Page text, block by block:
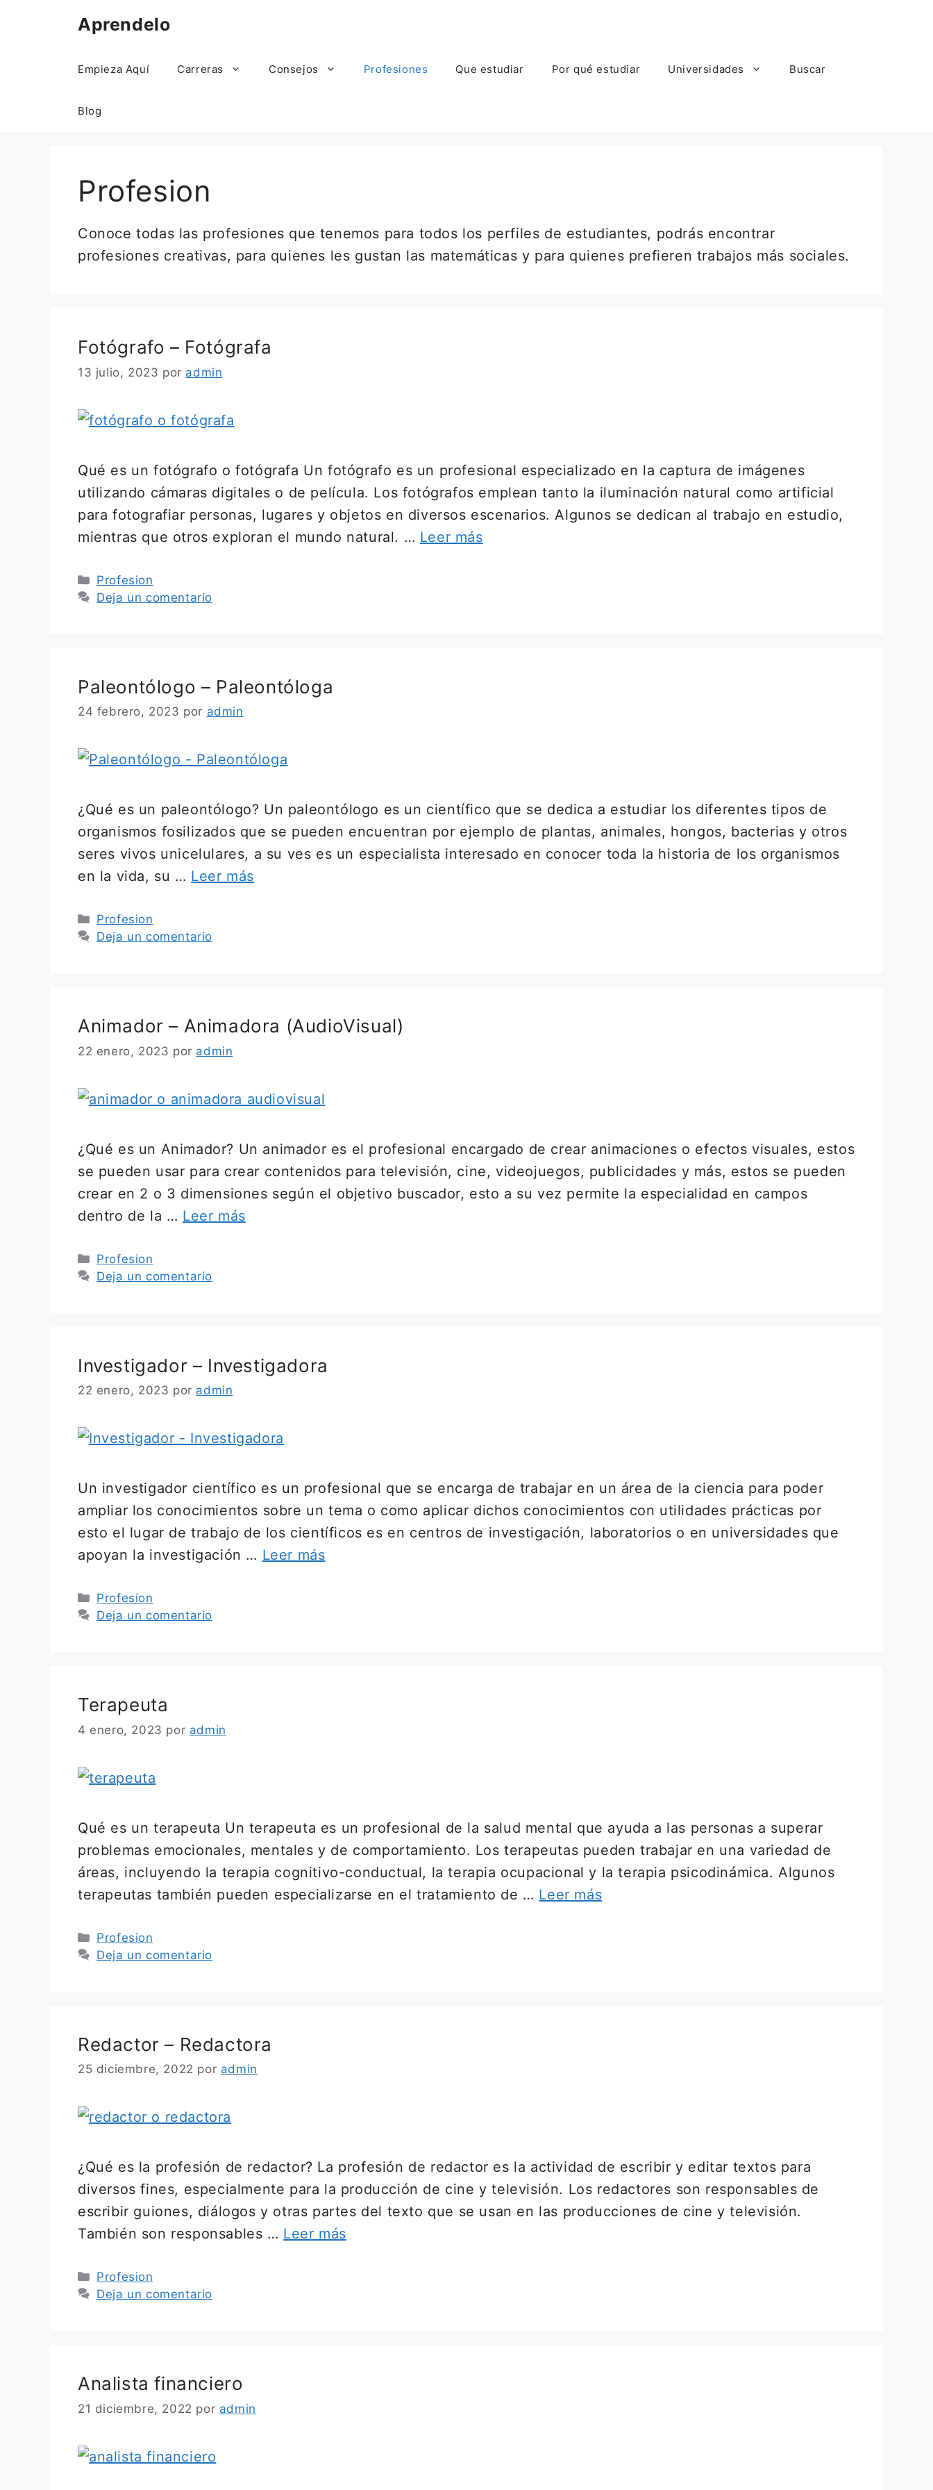
Aprendelo
Empieza Aquí Carreras Consejos Profesiones Que estudiar Por qué estudiar Universidades Buscar
Blog
Profesion
Conoce todas las profesiones que tenemos para todos los perfiles de estudiantes, podrás encontrar
profesiones creativas, para quienes les gustan las matemáticas y para quienes prefieren trabajos más sociales.
Fotógrafo – Fotógrafa
13 julio, 2023 por admin
Qué es un fotógrafo o fotógrafa Un fotógrafo es un profesional especializado en la captura de imágenes
utilizando cámaras digitales o de película. Los fotógrafos emplean tanto la iluminación natural como artificial
para fotografiar personas, lugares y objetos en diversos escenarios. Algunos se dedican al trabajo en estudio,
mientras que otros exploran el mundo natural. … Leer más
Categorías
Profesion
Deja un comentario
Paleontólogo – Paleontóloga
24 febrero, 2023 por admin
¿Qué es un paleontólogo? Un paleontólogo es un científico que se dedica a estudiar los diferentes tipos de
organismos fosilizados que se pueden encuentran por ejemplo de plantas, animales, hongos, bacterias y otros
seres vivos unicelulares, a su ves es un especialista interesado en conocer toda la historia de los organismos
en la vida, su … Leer más
Categorías
Profesion
Deja un comentario
Animador – Animadora (AudioVisual)
22 enero, 2023 por admin
¿Qué es un Animador? Un animador es el profesional encargado de crear animaciones o efectos visuales, estos
se pueden usar para crear contenidos para televisión, cine, videojuegos, publicidades y más, estos se pueden
crear en 2 o 3 dimensiones según el objetivo buscador, esto a su vez permite la especialidad en campos
dentro de la … Leer más
Categorías
Profesion
Deja un comentario
Investigador – Investigadora
22 enero, 2023 por admin
Un investigador científico es un profesional que se encarga de trabajar en un área de la ciencia para poder
ampliar los conocimientos sobre un tema o como aplicar dichos conocimientos con utilidades prácticas por
esto el lugar de trabajo de los científicos es en centros de investigación, laboratorios o en universidades que
apoyan la investigación … Leer más
Categorías
Profesion
Deja un comentario
Terapeuta
4 enero, 2023 por admin
Qué es un terapeuta Un terapeuta es un profesional de la salud mental que ayuda a las personas a superar
problemas emocionales, mentales y de comportamiento. Los terapeutas pueden trabajar en una variedad de
áreas, incluyendo la terapia cognitivo-conductual, la terapia ocupacional y la terapia psicodinámica. Algunos
terapeutas también pueden especializarse en el tratamiento de … Leer más
Categorías
Profesion
Deja un comentario
Redactor – Redactora
25 diciembre, 2022 por admin
¿Qué es la profesión de redactor? La profesión de redactor es la actividad de escribir y editar textos para
diversos fines, especialmente para la producción de cine y televisión. Los redactores son responsables de
escribir guiones, diálogos y otras partes del texto que se usan en las producciones de cine y televisión.
También son responsables … Leer más
Categorías
Profesion
Deja un comentario
Analista financiero
21 diciembre, 2022 por admin